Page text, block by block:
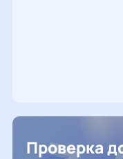
Проверка